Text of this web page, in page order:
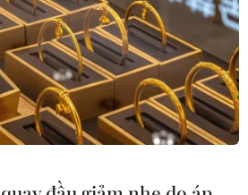
Chủ tịch HĐQT kiêm Tổng
và Võ Mạnh Cường
ty TNHH thương mại hàng hải
12 năm tù tại phiên xử sơ thẩm.